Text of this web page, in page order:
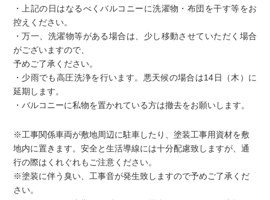
・上記の日はなるべくバルコニーに洗濯物・布団を干す等をお
控えください。
・万一、洗濯物等がある場合は、少し移動させていただく場合
がございますので、
予めご了承ください。
・少雨でも高圧洗浄を行います。悪天候の場合は14日（木）に
延期します。
・バルコニーに私物を置かれている方は撤去をお願いします。
※工事関係車両が敷地周辺に駐車したり、塗装工事用資材を敷
地内に置きます。安全と生活導線には十分配慮致しますが、通
行の際はくれぐれもご注意ください。
※塗装に伴う臭い、工事音が発生致しますので予めご了承くだ
さい。